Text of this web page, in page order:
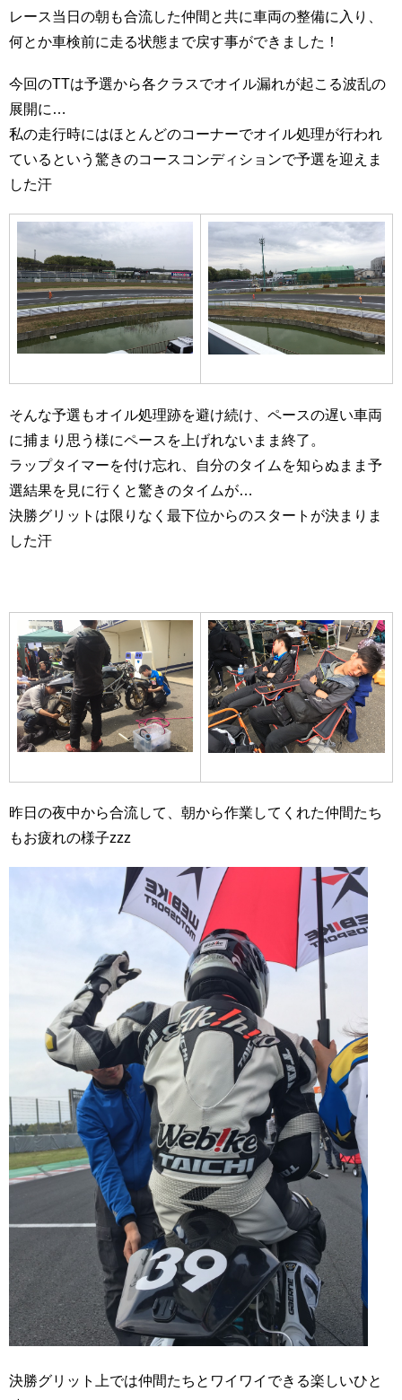
レース当日の朝も合流した仲間と共に車両の整備に入り、
何とか車検前に走る状態まで戻す事ができました！
今回のTTは予選から各クラスでオイル漏れが起こる波乱の
展開に…
私の走行時にはほとんどのコーナーでオイル処理が行われ
ているという驚きのコースコンディションで予選を迎えま
した汗
そんな予選もオイル処理跡を避け続け、ペースの遅い車両
に捕まり思う様にペースを上げれないまま終了。
ラップタイマーを付け忘れ、自分のタイムを知らぬまま予
選結果を見に行くと驚きのタイムが…
決勝グリットは限りなく最下位からのスタートが決まりま
した汗
昨日の夜中から合流して、朝から作業してくれた仲間たち
もお疲れの様子zzz
決勝グリット上では仲間たちとワイワイできる楽しいひと